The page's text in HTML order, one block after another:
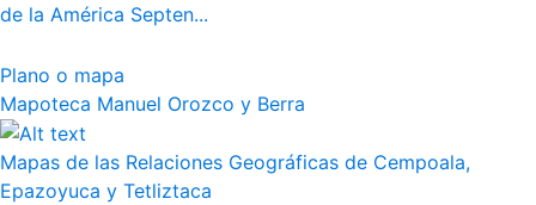
de la América Septen...
Plano o mapa
Mapoteca Manuel Orozco y Berra
Mapas de las Relaciones Geográficas de Cempoala,
Epazoyuca y Tetliztaca